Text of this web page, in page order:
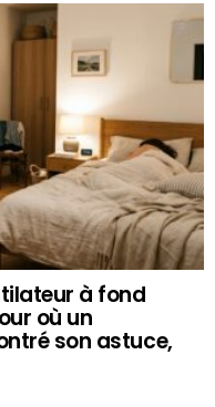
à fond
où un
son astuce,